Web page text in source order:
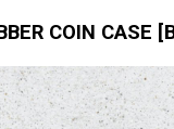
COIN CASE [